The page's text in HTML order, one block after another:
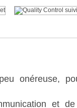
onéreuse,
et